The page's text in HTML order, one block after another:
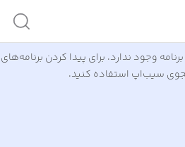
وجود ندارد. برای پیدا کردن برنامه‌های
سیب‌اپ استفاده کنید.